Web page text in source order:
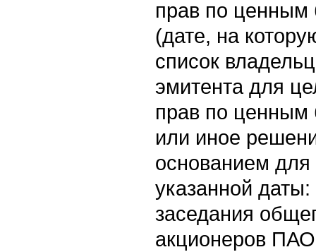
прав по ценным
(дате, на
список
эмитента для
прав по ценным
или иное
основанием
указанной даты:
заседания
акционеров